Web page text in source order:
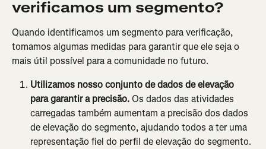
verificamos um segmento?
Quando identificamos um segmento para verificação,
tomamos algumas medidas para garantir que ele seja o
mais útil possível para a comunidade no futuro.
Utilizamos nosso conjunto de dados de elevação
para garantir a precisão. Os dados das atividades
carregadas também aumentam a precisão dos dados
de elevação do segmento, ajudando todos a ter uma
representação fiel do perfil de elevação do segmento.